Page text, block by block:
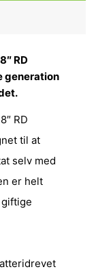
RD
generation
RD
til at
selv med
er helt